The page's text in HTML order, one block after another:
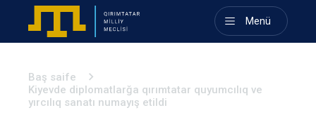
Menü
Baş saife
Kiyevde diplomatlarğa qırımtatar quyumcılıq ve
yırcılıq sanatı numayış etildi